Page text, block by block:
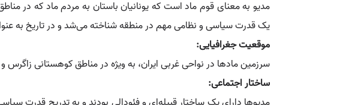
مدیو به معنای قوم ماد است که یونانیان باستان به مردم ماد که در
یک قدرت سیاسی و نظامی مهم در منطقه شناخته می‌شد و در تاریخ به
موقعیت جغرافیایی:
سرزمین مادها در نواحی غربی ایران، به ویژه در مناطق کوهستانی
ساختار اجتماعی: